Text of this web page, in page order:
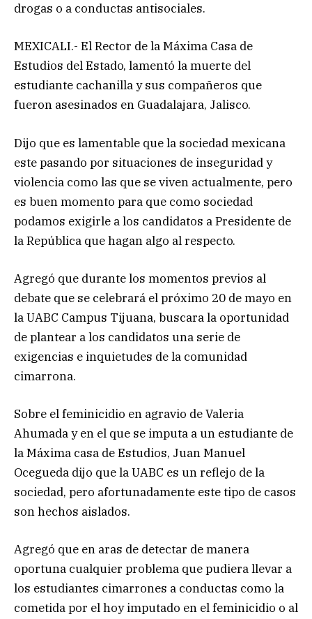
drogas o a conductas antisociales.
MEXICALI.- El Rector de la Máxima Casa de
Estudios del Estado, lamentó la muerte del
estudiante cachanilla y sus compañeros que
fueron asesinados en Guadalajara, Jalisco.
Dijo que es lamentable que la sociedad mexicana
este pasando por situaciones de inseguridad y
violencia como las que se viven actualmente, pero
es buen momento para que como sociedad
podamos exigirle a los candidatos a Presidente de
la República que hagan algo al respecto.
Agregó que durante los momentos previos al
debate que se celebrará el próximo 20 de mayo en
la UABC Campus Tijuana, buscara la oportunidad
de plantear a los candidatos una serie de
exigencias e inquietudes de la comunidad
cimarrona.
Sobre el feminicidio en agravio de Valeria
Ahumada y en el que se imputa a un estudiante de
la Máxima casa de Estudios, Juan Manuel
Ocegueda dijo que la UABC es un reflejo de la
sociedad, pero afortunadamente este tipo de casos
son hechos aislados.
Agregó que en aras de detectar de manera
oportuna cualquier problema que pudiera llevar a
los estudiantes cimarrones a conductas como la
cometida por el hoy imputado en el feminicidio o al